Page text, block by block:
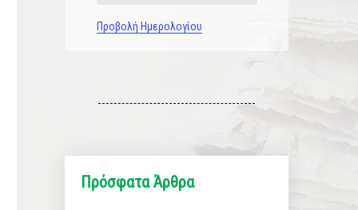
Προβολή Ημερολογίου
Πρόσφατα Άρθρα